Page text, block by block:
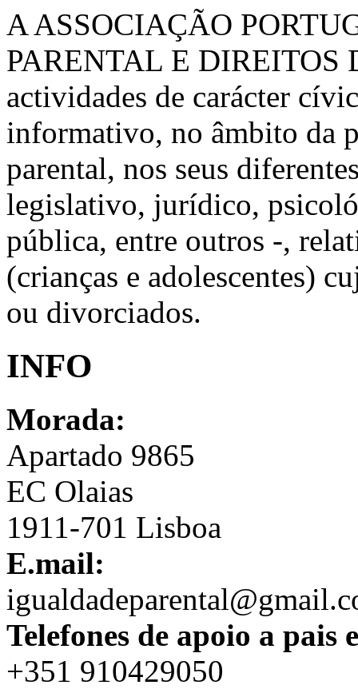
A ASSOCIAÇÃO
PARENTAL E DIREITOS
actividades de carácter
informativo, no âmbito da
parental, nos seus
legislativo, jurídico,
pública, entre outros -,
(crianças e adolescentes)
ou divorciados.
INFO
Morada:
Apartado 9865
EC Olaias
1911-701 Lisboa
E.mail:
Telefones de apoio a pais
+351 910429050